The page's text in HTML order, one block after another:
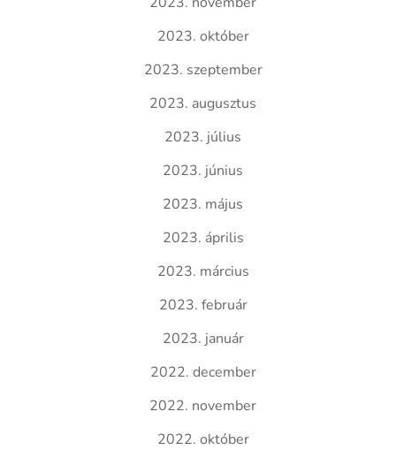
2023. október
2023. szeptember
2023. augusztus
2023. július
2023. június
2023. május
2023. április
2023. március
2023. február
2023. január
2022. december
2022. november
2022. október